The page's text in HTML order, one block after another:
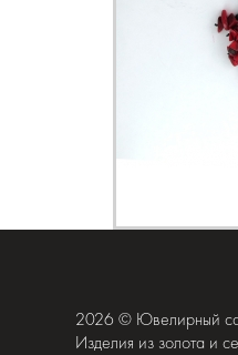
2026 © Ювелирный
Изделия из золота и